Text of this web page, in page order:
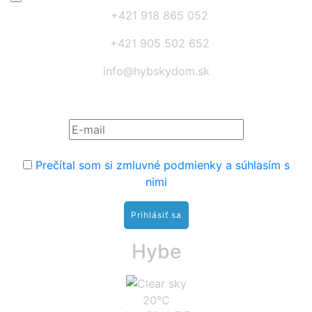
+421 918 865 052
+421 905 502 652
info@hybskydom.sk
Prečítal som si zmluvné podmienky a súhlasím s
nimi
Hybe
20°C